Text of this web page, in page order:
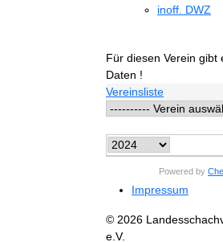
inoff. DWZ
Für diesen Verein gibt
Daten !
Vereinsliste
Powered by
Impressum
© 2026
e.V.